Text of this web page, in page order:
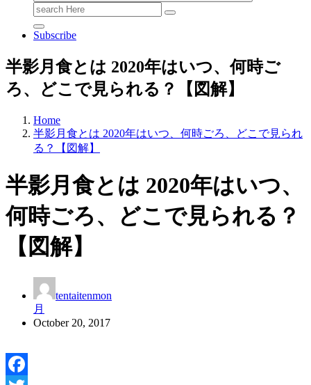
Search
for:
Subscribe
半影月食とは 2020年はいつ、何時ご
ろ、どこで見られる？【図解】
Home
半影月食とは 2020年はいつ、何時ごろ、どこで見られ
る？【図解】
半影月食とは 2020年はいつ、
何時ごろ、どこで見られる？
【図解】
tentaitenmon
月
October 20, 2017